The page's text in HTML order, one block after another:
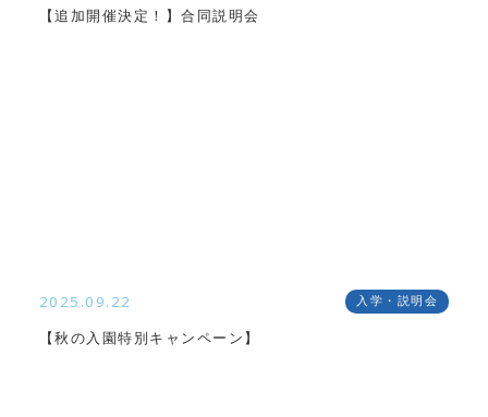
【追加開催決定！】合同説明会
2025.09.22 入学・説明会
【秋の入園特別キャンペーン】